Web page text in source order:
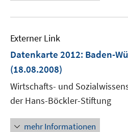
Externer Link
Datenkarte 2012: Baden-
(18.08.2008)
Wirtschafts- und
der Hans-Böckler-Stiftung
mehr Informationen